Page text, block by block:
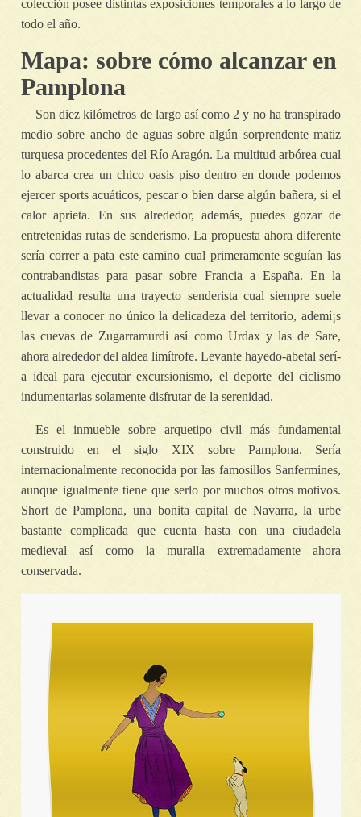
colección posee distintas exposiciones temporales a lo largo de
todo el año.
Mapa: sobre cómo alcanzar en
Pamplona
Son diez kilómetros de largo así­ como 2 y no ha transpirado
medio sobre ancho de aguas sobre algún sorprendente matiz
turquesa procedentes del Río Aragón. La multitud arbórea cual
lo abarca crea un chico oasis piso dentro en donde podemos
ejercer sports acuáticos, pescar o bien darse algún bañera, si el
calor aprieta. En sus alrededor, además, puedes gozar de
entretenidas rutas de senderismo. La propuesta ahora diferente
serí­a correr a pata este camino cual primeramente seguían las
contrabandistas para pasar sobre Francia a España. En la
actualidad resulta una trayecto senderista cual siempre suele
llevar a conocer no único la delicadeza del territorio, ademí¡s
las cuevas de Zugarramurdi así­ como Urdax y las de Sare,
ahora alrededor del aldea limítrofe. Levante hayedo-abetal serí­
a ideal para ejecutar excursionismo, el deporte del ciclismo
indumentarias solamente disfrutar de la serenidad.
Es el inmueble sobre arquetipo civil más fundamental
construido en el siglo XIX sobre Pamplona. Serí­a
internacionalmente reconocida por las famosillos Sanfermines,
aunque igualmente tiene que serlo por muchos otros motivos.
Short de Pamplona, una bonita capital de Navarra, la urbe
bastante complicada que cuenta hasta con una ciudadela
medieval así­ como la muralla extremadamente ahora
conservada.